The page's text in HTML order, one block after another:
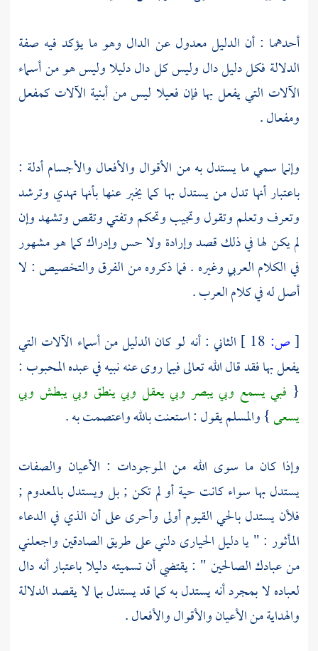
أحدهما : أن الدليل معدول عن الدال وهو ما يؤكد فيه صفة
الدلالة فكل دليل دال وليس كل دال دليلا وليس هو من أسماء
الآلات التي يفعل بها فإن فعيلا ليس من أبنية الآلات كمفعل
ومفعال .
وإنما سمي ما يستدل به من الأقوال والأفعال والأجسام أدلة :
باعتبار أنها تدل من يستدل بها كما يخبر عنها بأنها تهدي وترشد
وتعرف وتعلم وتقول وتجيب وتحكم وتفتي وتقص وتشهد وإن
لم يكن لها في ذلك قصد وإرادة ولا حس وإدراك كما هو مشهور
في الكلام العربي وغيره . فما ذكروه من الفرق والتخصيص : لا
أصل له في كلام العرب .
[ص:
الثاني : أنه لو كان الدليل من أسماء الآلات التي
يفعل بها فقد قال الله تعالى فيما روى عنه نبيه في عبده المحبوب :
{ فبي يسمع وبي يبصر وبي يعقل وبي ينطق وبي يبطش وبي
يسعى} والمسلم يقول : استعنت بالله واعتصمت به .
وإذا كان ما سوى الله من الموجودات : الأعيان والصفات
يستدل بها سواء كانت حية أو لم تكن ; بل ويستدل بالمعدوم ;
فلأن يستدل بالحي القيوم أولى وأحرى على أن الذي في الدعاء
المأثور : " يا دليل الحيارى دلني على طريق الصادقين واجعلني
من عبادك الصالحين " : يقتضي أن تسميته دليلا باعتبار أنه دال
لعباده لا بمجرد أنه يستدل به كما قد يستدل بما لا يقصد الدلالة
والهداية من الأعيان والأقوال والأفعال .